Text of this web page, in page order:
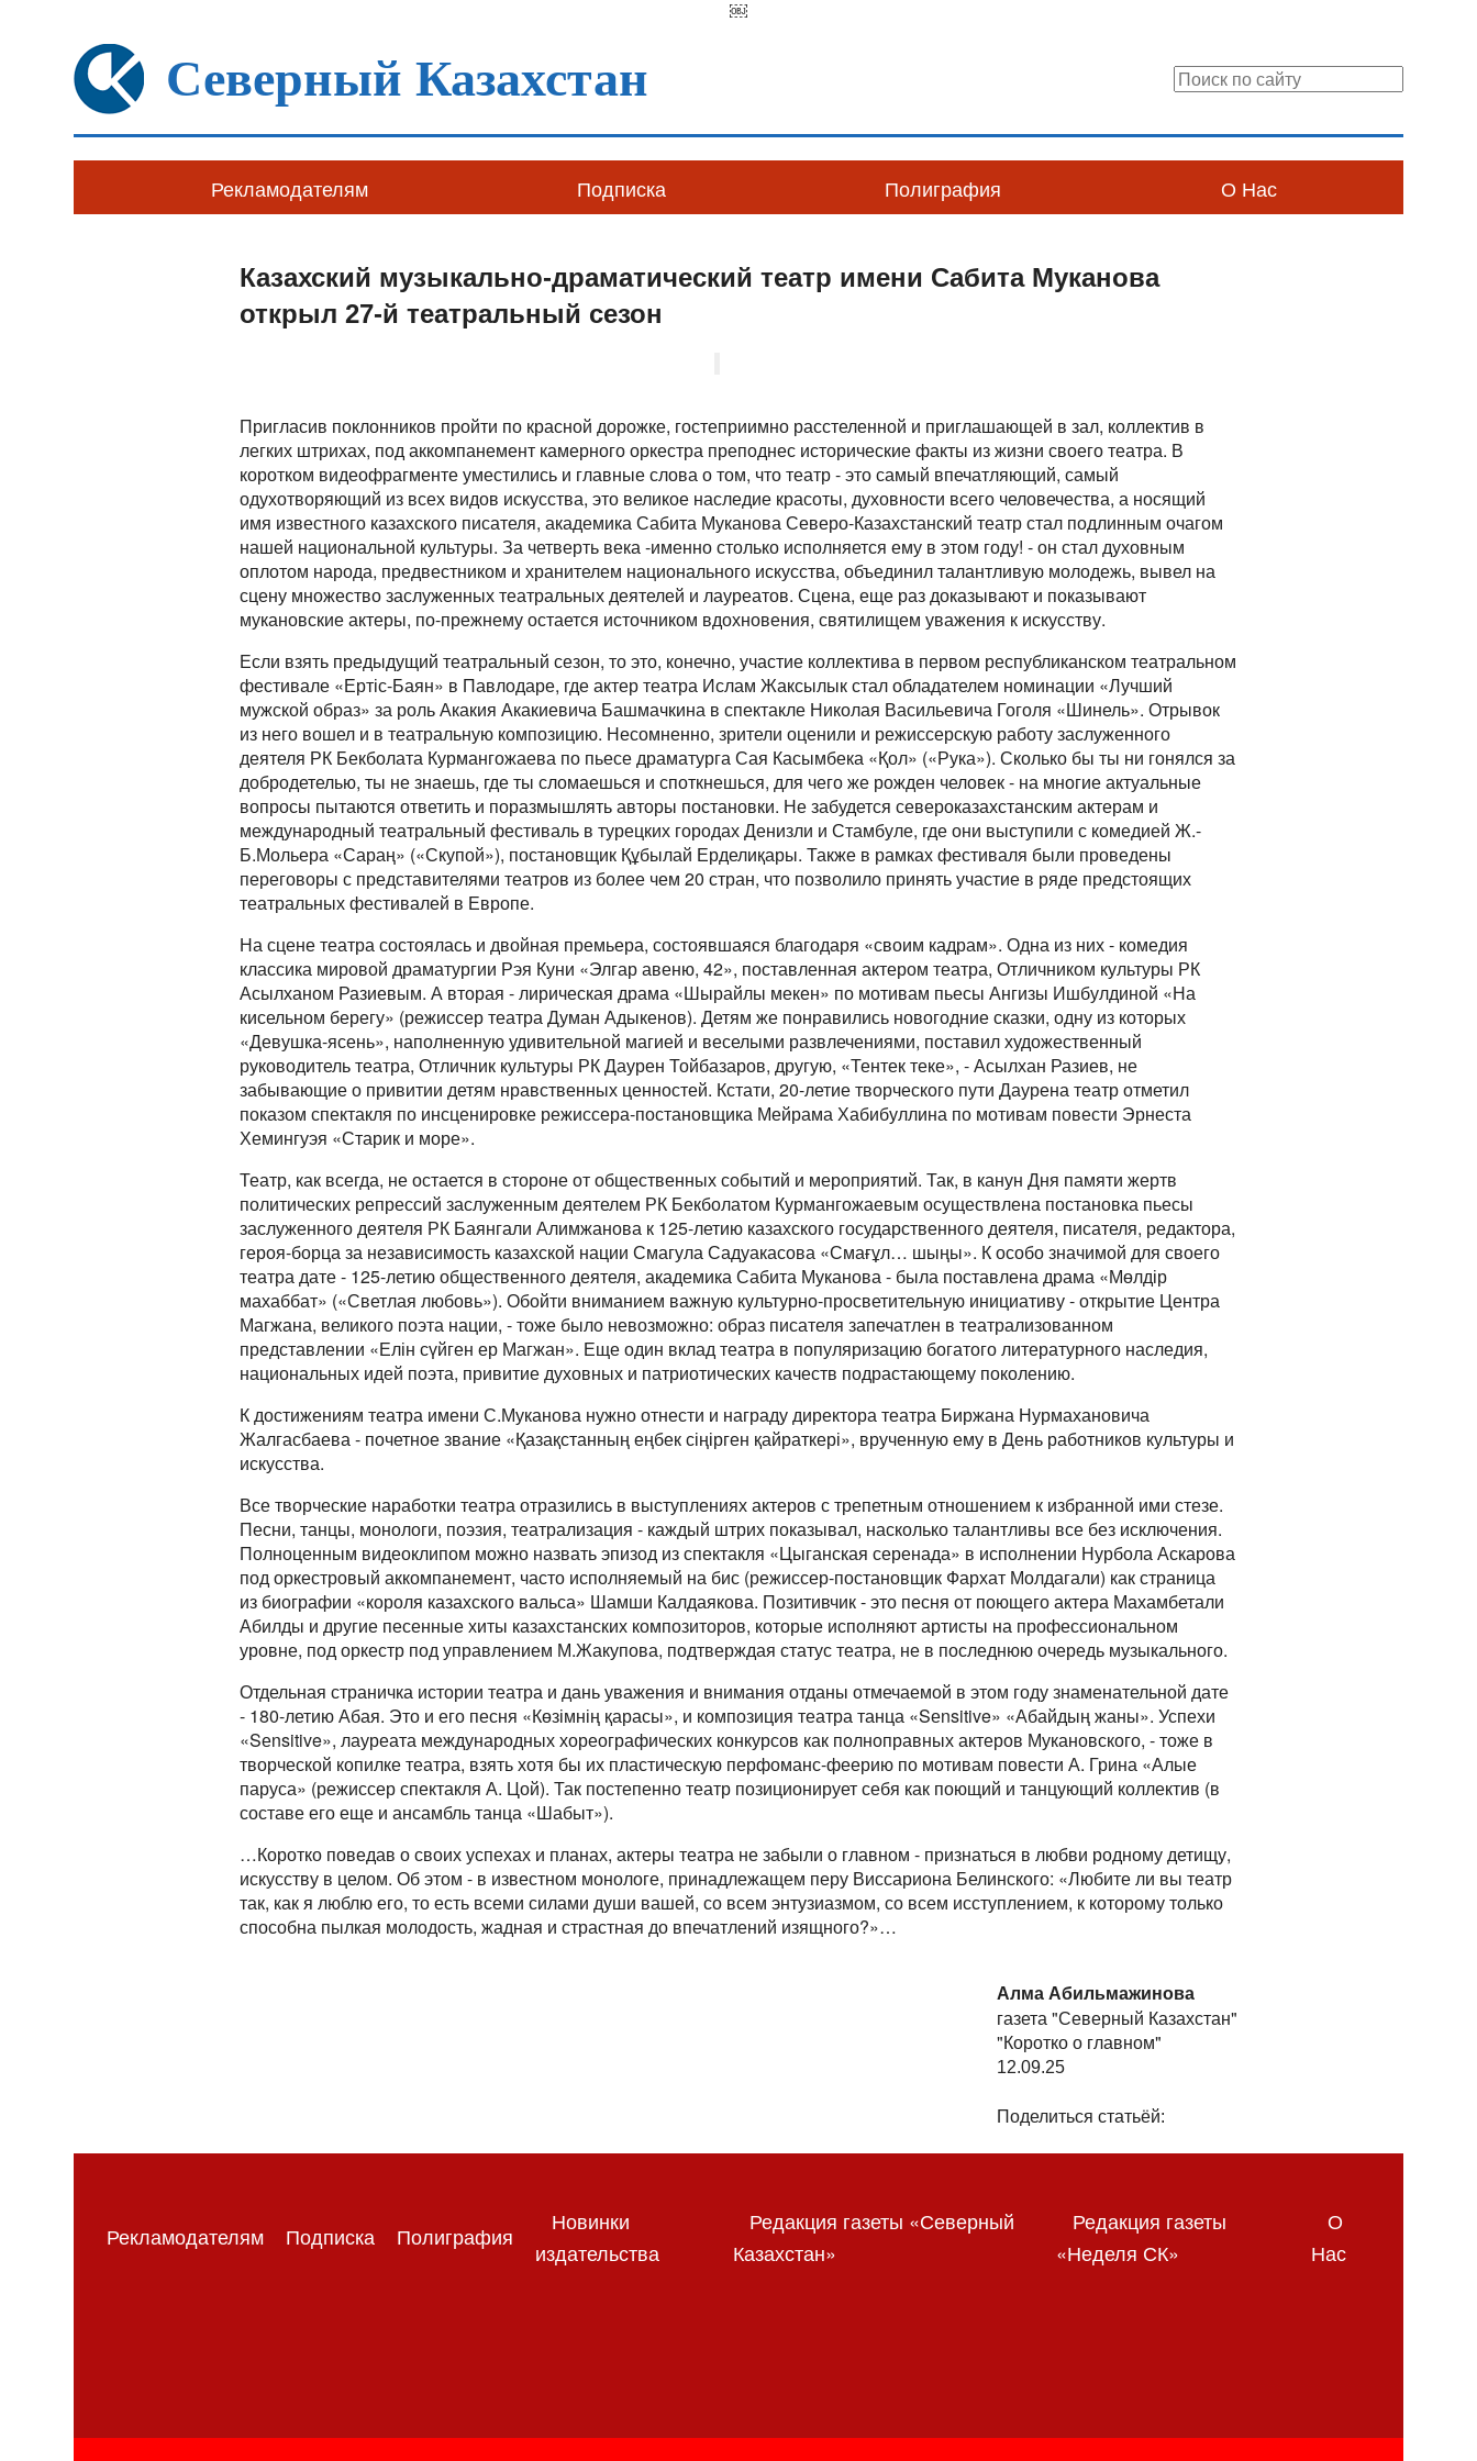
￼
Северный Казахстан
Рекламодателям Подписка Полиграфия О Нас
Казахский музыкально-драматический театр имени Сабита Муканова
открыл 27-й театральный сезон
Пригласив поклонников пройти по красной дорожке, гостеприимно расстеленной и приглашающей в зал, коллектив в
легких штрихах, под аккомпанемент камерного оркестра преподнес исторические факты из жизни своего театра. В
коротком видеофрагменте уместились и главные слова о том, что театр - это самый впечатляющий, самый
одухотворяющий из всех видов искусства, это великое наследие красоты, духовности всего человечества, а носящий
имя известного казахского писателя, академика Сабита Муканова Северо-Казахстанский театр стал подлинным очагом
нашей национальной культуры. За четверть века -именно столько исполняется ему в этом году! - он стал духовным
оплотом народа, предвестником и хранителем национального искусства, объединил талантливую молодежь, вывел на
сцену множество заслуженных театральных деятелей и лауреатов. Сцена, еще раз доказывают и показывают
мукановские актеры, по-прежнему остается источником вдохновения, святилищем уважения к искусству.
Если взять предыдущий театральный сезон, то это, конечно, участие коллектива в первом республиканском театральном
фестивале «Ертіс-Баян» в Павлодаре, где актер театра Ислам Жаксылык стал обладателем номинации «Лучший
мужской образ» за роль Акакия Акакиевича Башмачкина в спектакле Николая Васильевича Гоголя «Шинель». Отрывок
из него вошел и в театральную композицию. Несомненно, зрители оценили и режиссерскую работу заслуженного
деятеля РК Бекболата Курмангожаева по пьесе драматурга Сая Касымбека «Қол» («Рука»). Сколько бы ты ни гонялся за
добродетелью, ты не знаешь, где ты сломаешься и споткнешься, для чего же рожден человек - на многие актуальные
вопросы пытаются ответить и поразмышлять авторы постановки. Не забудется североказахстанским актерам и
международный театральный фестиваль в турецких городах Денизли и Стамбуле, где они выступили с комедией Ж.-
Б.Мольера «Сараң» («Скупой»), постановщик Құбылай Ерделиқары. Также в рамках фестиваля были проведены
переговоры с представителями театров из более чем 20 стран, что позволило принять участие в ряде предстоящих
театральных фестивалей в Европе.
На сцене театра состоялась и двойная премьера, состоявшаяся благодаря «своим кадрам». Одна из них - комедия
классика мировой драматургии Рэя Куни «Элгар авеню, 42», поставленная актером театра, Отличником культуры РК
Асылханом Разиевым. А вторая - лирическая драма «Шырайлы мекен» по мотивам пьесы Ангизы Ишбулдиной «На
кисельном берегу» (режиссер театра Думан Адыкенов). Детям же понравились новогодние сказки, одну из которых
«Девушка-ясень», наполненную удивительной магией и веселыми развлечениями, поставил художественный
руководитель театра, Отличник культуры РК Даурен Тойбазаров, другую, «Тентек теке», - Асылхан Разиев, не
забывающие о привитии детям нравственных ценностей. Кстати, 20-летие творческого пути Даурена театр отметил
показом спектакля по инсценировке режиссера-постановщика Мейрама Хабибуллина по мотивам повести Эрнеста
Хемингуэя «Старик и море».
Театр, как всегда, не остается в стороне от общественных событий и мероприятий. Так, в канун Дня памяти жертв
политических репрессий заслуженным деятелем РК Бекболатом Курмангожаевым осуществлена постановка пьесы
заслуженного деятеля РК Баянгали Алимжанова к 125-летию казахского государственного деятеля, писателя, редактора,
героя-борца за независимость казахской нации Смагула Садуакасова «Смағұл… шыңы». К особо значимой для своего
театра дате - 125-летию общественного деятеля, академика Сабита Муканова - была поставлена драма «Мөлдір
махаббат» («Светлая любовь»). Обойти вниманием важную культурно-просветительную инициативу - открытие Центра
Магжана, великого поэта нации, - тоже было невозможно: образ писателя запечатлен в театрализованном
представлении «Елін сүйген ер Магжан». Еще один вклад театра в популяризацию богатого литературного наследия,
национальных идей поэта, привитие духовных и патриотических качеств подрастающему поколению.
К достижениям театра имени С.Муканова нужно отнести и награду директора театра Биржана Нурмахановича
Жалгасбаева - почетное звание «Қазақстанның еңбек сіңірген қайраткері», врученную ему в День работников культуры и
искусства.
Все творческие наработки театра отразились в выступлениях актеров с трепетным отношением к избранной ими стезе.
Песни, танцы, монологи, поэзия, театрализация - каждый штрих показывал, насколько талантливы все без исключения.
Полноценным видеоклипом можно назвать эпизод из спектакля «Цыганская серенада» в исполнении Нурбола Аскарова
под оркестровый аккомпанемент, часто исполняемый на бис (режиссер-постановщик Фархат Молдагали) как страница
из биографии «короля казахского вальса» Шамши Калдаякова. Позитивчик - это песня от поющего актера Махамбетали
Абилды и другие песенные хиты казахстанских композиторов, которые исполняют артисты на профессиональном
уровне, под оркестр под управлением М.Жакупова, подтверждая статус театра, не в последнюю очередь музыкального.
Отдельная страничка истории театра и дань уважения и внимания отданы отмечаемой в этом году знаменательной дате
- 180-летию Абая. Это и его песня «Көзімнің қарасы», и композиция театра танца «Sеnsitive» «Абайдың жаны». Успехи
«Sеnsitive», лауреата международных хореографических конкурсов как полноправных актеров Мукановского, - тоже в
творческой копилке театра, взять хотя бы их пластическую перфоманс-феерию по мотивам повести А. Грина «Алые
паруса» (режиссер спектакля А. Цой). Так постепенно театр позиционирует себя как поющий и танцующий коллектив (в
составе его еще и ансамбль танца «Шабыт»).
…Коротко поведав о своих успехах и планах, актеры театра не забыли о главном - признаться в любви родному детищу,
искусству в целом. Об этом - в известном монологе, принадлежащем перу Виссариона Белинского: «Любите ли вы театр
так, как я люблю его, то есть всеми силами души вашей, со всем энтузиазмом, со всем исступлением, к которому только
способна пылкая молодость, жадная и страстная до впечатлений изящного?»…
Алма Абильмажинова
газета "Северный Казахстан"
"Коротко о главном"
12.09.25
Поделиться статьёй:
Рекламодателям Подписка Полиграфия
Новинки
издательства
Редакция газеты «Северный
Казахстан»
Редакция газеты
«Неделя СК»
О
Нас